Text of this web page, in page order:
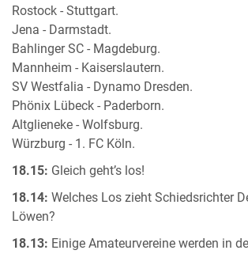
Rostock - Stuttgart.
Jena - Darmstadt.
Bahlinger SC - Magdeburg.
Mannheim - Kaiserslautern.
SV Westfalia - Dynamo Dresden.
Phönix Lübeck - Paderborn.
Altglieneke - Wolfsburg.
Würzburg - 1. FC Köln.
18.15: Gleich geht’s los!
18.14: Welches Los zieht Schiedsrichter
Löwen?
18.13: Einige Amateurvereine werden in